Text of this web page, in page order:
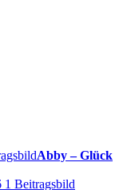
Abby – Glück